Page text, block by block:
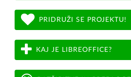
PRIDRUŽI SE PROJEKTU!
KAJ JE LIBREOFFICE?